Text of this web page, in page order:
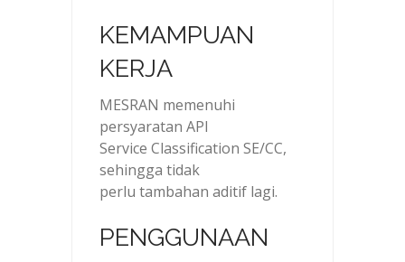
KEMAMPUAN
KERJA
MESRAN memenuhi
persyaratan API
Service Classification SE/CC,
sehingga tidak
perlu tambahan aditif lagi.
PENGGUNAAN